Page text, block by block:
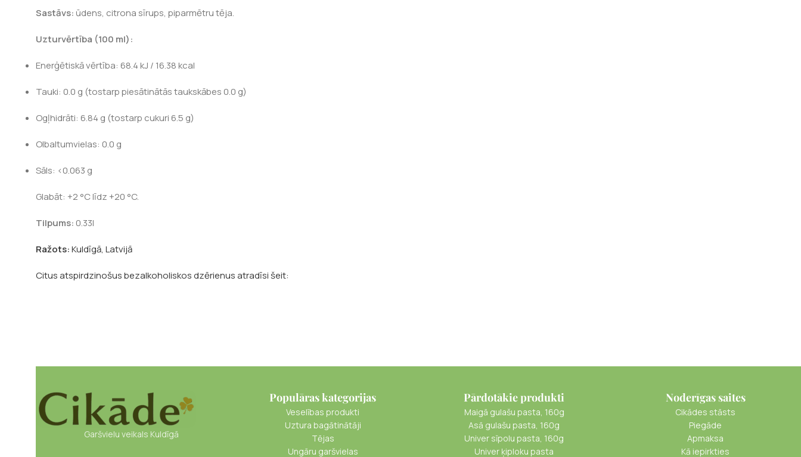
Sastāvs: ūdens, citrona sīrups, piparmētru tēja.
Uzturvērtība (100 ml):
Enerģētiskā vērtība: 68.4 kJ / 16.38 kcal
Tauki: 0.0 g (tostarp piesātinātās taukskābes 0.0 g)
Ogļhidrāti: 6.84 g (tostarp cukuri 6.5 g)
Olbaltumvielas: 0.0 g
Sāls: <0.063 g
Glabāt: +2 °C līdz +20 °C.
Tilpums:0.33l
Ražots:Kuldīgā, Latvijā
Citus atspirdzinošus bezalkoholiskos dzērienus atradīsi šeit:
Garšvielu veikals Kuldīgā
Populāras kategorijas
Veselības produkti
Uztura bagātinātāji
Tējas
Ungāru garšvielas
Pārdotākie produkti
Maigā gulašu pasta, 160g
Asā gulašu pasta, 160g
Univer sīpolu pasta, 160g
Univer ķiploku pasta
Noderīgas saites
Cikādes stāsts
Piegāde
Apmaksa
Kā iepirkties